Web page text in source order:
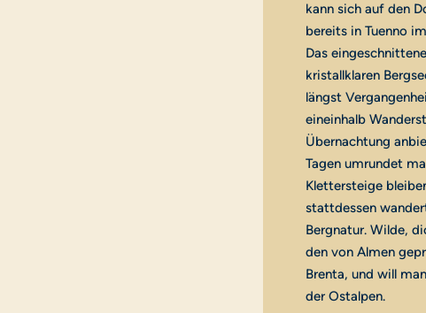
kann sich auf den
bereits in Tuenno
Das
kristallklaren
längst
eineinhalb
Übernachtung
Tagen umrundet
Klettersteige
stattdessen
Bergnatur. Wilde,
den von Almen
Brenta, und will
der Ostalpen.